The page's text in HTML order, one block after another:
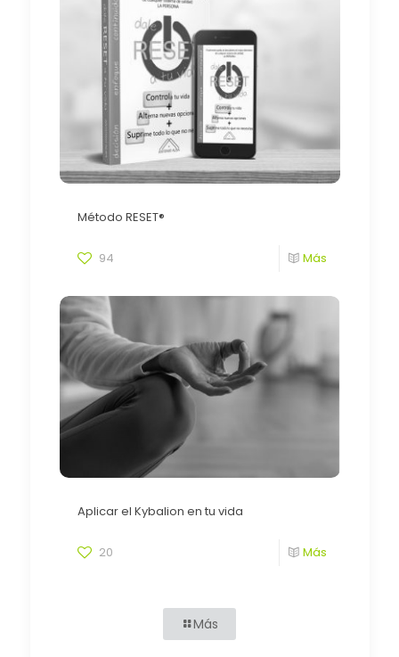
Método RESET®
94 Más
Aplicar el Kybalion en tu vida
20 Más
Más